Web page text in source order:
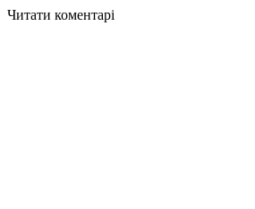
Читати коментарі